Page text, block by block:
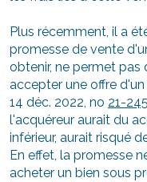
Plus récemment, il a
promesse de vente
obtenir, ne permet pas
accepter une offre d'un
14 déc. 2022, no 21-
l'acquéreur aurait du
inférieur, aurait risqué
En effet, la promesse
acheter un bien sous